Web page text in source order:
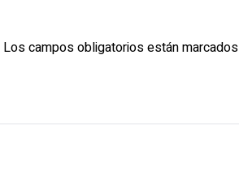
Los campos obligatorios están marcados